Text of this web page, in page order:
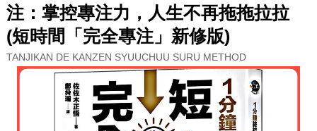
注：掌控專注力，人生不再拖拖拉拉
(短時間「完全專注」新修版)
TANJIKAN DE KANZEN SYUUCHUU SURU METHOD